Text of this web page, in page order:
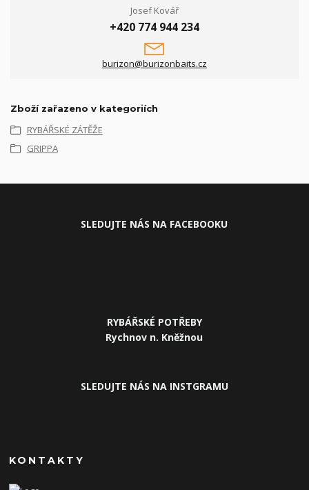
Josef Kovář
+420 774 944 234
burizon@burizonbaits.cz
Zboží zařazeno v kategoriích
RYBÁŘSKÉ ZÁTĚŽE
GRIPPA
SLEDUJTE NÁS NA FACEBOOKU
RYBÁŘSKÉ POTŘEBY
Rychnov n. Kněžnou
SLEDUJTE NÁS NA INSTGRAMU
KONTAKTY